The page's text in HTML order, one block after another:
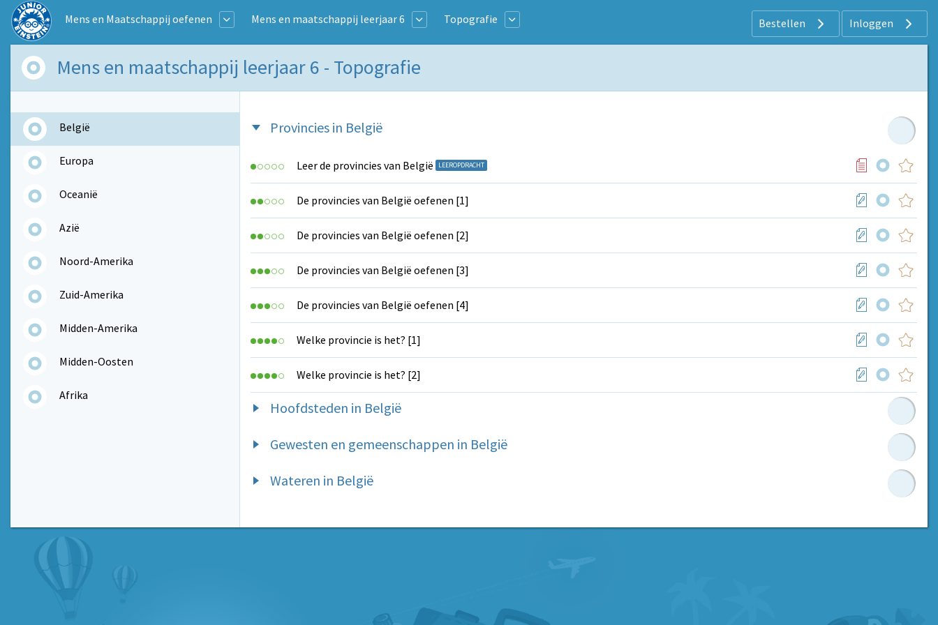
Mens en Maatschappij oefenen Mens en maatschappij leerjaar 6 Topografie Bestellen Inloggen
Mens en maatschappij leerjaar 6 - Topografie
België
Europa
Oceanië
Azië
Noord-Amerika
Zuid-Amerika
Midden-Amerika
Midden-Oosten
Afrika
Provincies in België
Leer de provincies van België LEEROPDRACHT
De provincies van België oefenen [1]
De provincies van België oefenen [2]
De provincies van België oefenen [3]
De provincies van België oefenen [4]
Welke provincie is het? [1]
Welke provincie is het? [2]
Hoofdsteden in België
Gewesten en gemeenschappen in België
Wateren in België